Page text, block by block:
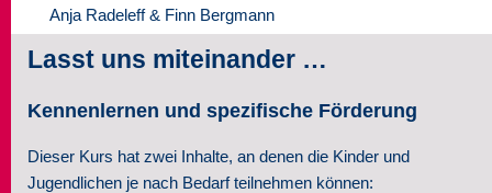
Kontakt
Anja Radeleff & Finn Bergmann
Lasst uns miteinander …
Kennenlernen und spezifische Förderung
Dieser Kurs hat zwei Inhalte, an denen die Kinder und
Jugendlichen je nach Bedarf teilnehmen können: